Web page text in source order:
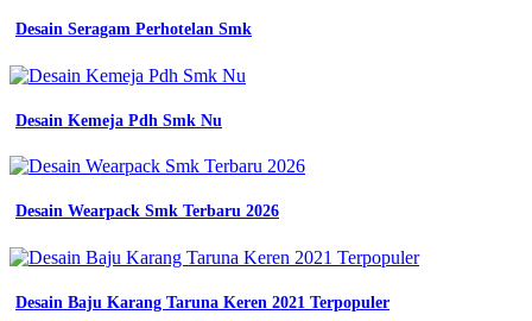
nusantara
wearpack
smk
Baju
Lapang
Abu
Desain
praktek
jurusan
Desain Seragam Perhotelan Smk
Desain Kemeja Pdh Smk Nu
Desain Wearpack Smk Terbaru 2026
Desain Baju Karang Taruna Keren 2021 Terpopuler